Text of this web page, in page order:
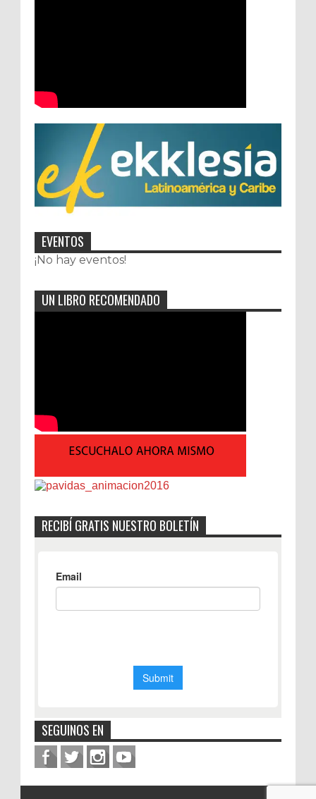
EVENTOS
¡No hay eventos!
UN LIBRO RECOMENDADO
RECIBÍ GRATIS NUESTRO BOLETÍN
SEGUINOS EN